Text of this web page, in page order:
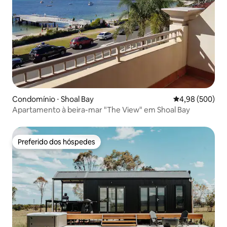
Condomínio ⋅ Shoal Bay 4,98 de uma
4,98 (500)
Apartamento à beira-mar "The View" em Shoal Bay
Preferido dos hóspedes
Preferido dos hóspedes